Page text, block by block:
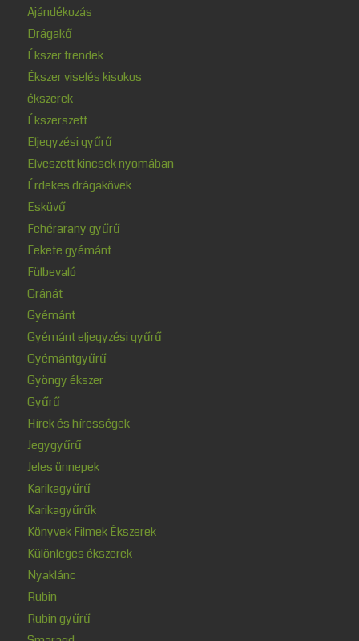
Ajándékozás
Drágakő
Ékszer trendek
Ékszer viselés kisokos
ékszerek
Ékszerszett
Eljegyzési gyűrű
Elveszett kincsek nyomában
Érdekes drágakövek
Esküvő
Fehérarany gyűrű
Fekete gyémánt
Fülbevaló
Gránát
Gyémánt
Gyémánt eljegyzési gyűrű
Gyémántgyűrű
Gyöngy ékszer
Gyűrű
Hírek és hírességek
Jegygyűrű
Jeles ünnepek
Karikagyűrű
Karikagyűrűk
Könyvek Filmek Ékszerek
Különleges ékszerek
Nyaklánc
Rubin
Rubin gyűrű